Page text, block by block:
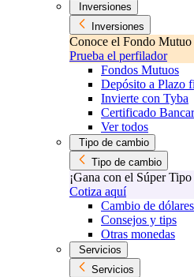
Inversiones
Inversiones
Conoce el Fondo Mutuo
Prueba el perfilador
Fondos Mutuos
Depósito a Plazo
Invierte con Tyba
Certificado
Ver todos
Tipo de cambio
Tipo de cambio
¡Gana con el Súper
Cotiza aquí
Cambio de dólares
Consejos y tips
Otras monedas
Servicios
Servicios